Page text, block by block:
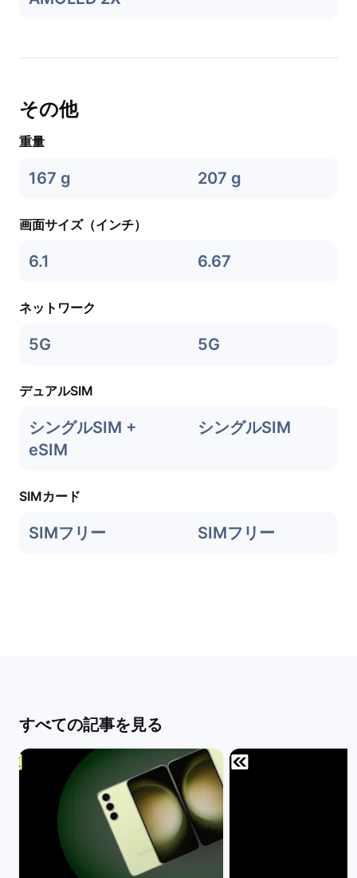
その他
重量
167 g 207 g
画面サイズ（インチ）
6.1 6.67
ネットワーク
5G 5G
デュアルSIM
シングルSIM +
eSIM
シングルSIM
SIMカード
SIMフリー SIMフリー
すべての記事を見る